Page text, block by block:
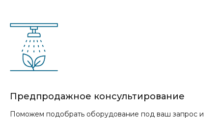
Предпродажное консультирование
Поможем подобрать оборудование под ваш запрос и